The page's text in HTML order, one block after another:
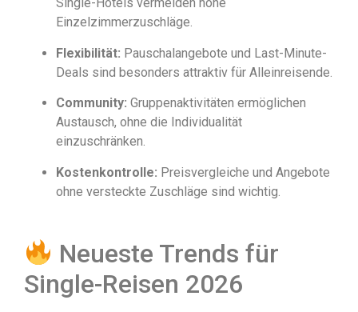
Single-Hotels vermeiden hohe
Einzelzimmerzuschläge.
Flexibilität: Pauschalangebote und Last-Minute-
Deals sind besonders attraktiv für Alleinreisende.
Community: Gruppenaktivitäten ermöglichen
Austausch, ohne die Individualität
einzuschränken.
Kostenkontrolle: Preisvergleiche und Angebote
ohne versteckte Zuschläge sind wichtig.
Neueste Trends für
Single-Reisen 2026